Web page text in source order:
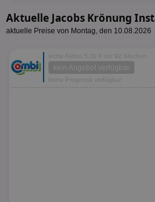
Aktuelle Jacobs Krönung
aktuelle Preise von Montag, den 10.08.2026
letzte Aktion 5,00 € vor 92 Wochen
kein Angebot verfügbar
keine Prognose verfügbar